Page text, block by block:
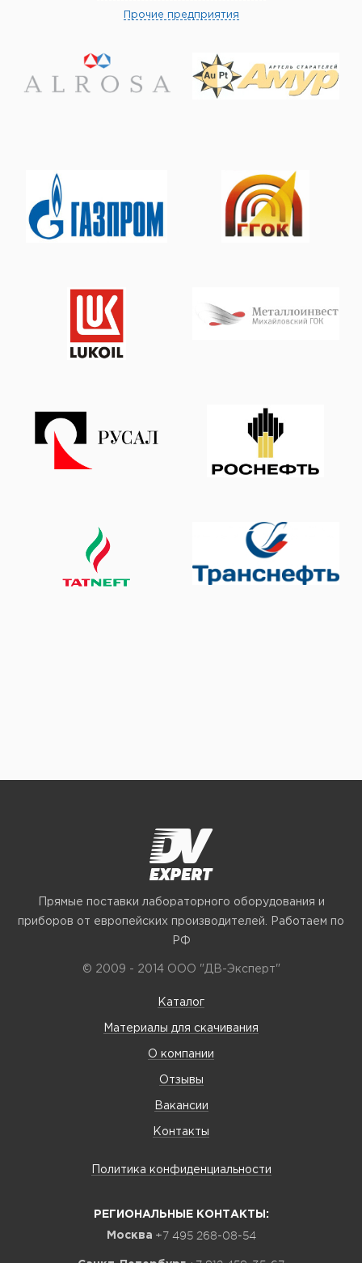
Прочие предприятия
Прямые поставки лабораторного оборудования и
приборов от европейских производителей. Работаем по
РФ
© 2009 - 2014 ООО "ДВ-Эксперт"
Каталог
Материалы для скачивания
О компании
Отзывы
Вакансии
Контакты
Политика конфиденциальности
РЕГИОНАЛЬНЫЕ КОНТАКТЫ:
Москва +7 495 268-08-54